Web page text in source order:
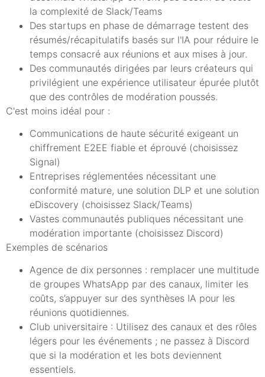
la complexité de Slack/Teams
Des startups en phase de démarrage testent des
résumés/récapitulatifs basés sur l'IA pour réduire le
temps consacré aux réunions et aux mises à jour.
Des communautés dirigées par leurs créateurs qui
privilégient une expérience utilisateur épurée plutôt
que des contrôles de modération poussés.
C'est moins idéal pour :
Communications de haute sécurité exigeant un
chiffrement E2EE fiable et éprouvé (choisissez
Signal)
Entreprises réglementées nécessitant une
conformité mature, une solution DLP et une solution
eDiscovery (choisissez Slack/Teams)
Vastes communautés publiques nécessitant une
modération importante (choisissez Discord)
Exemples de scénarios
Agence de dix personnes : remplacer une multitude
de groupes WhatsApp par des canaux, limiter les
coûts, s’appuyer sur des synthèses IA pour les
réunions quotidiennes.
Club universitaire : Utilisez des canaux et des rôles
légers pour les événements ; ne passez à Discord
que si la modération et les bots deviennent
essentiels.